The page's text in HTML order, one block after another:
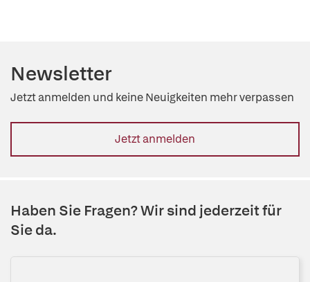
Newsletter
Jetzt anmelden und keine Neuigkeiten mehr verpassen
Jetzt anmelden
Haben Sie Fragen? Wir sind jederzeit für
Sie da.